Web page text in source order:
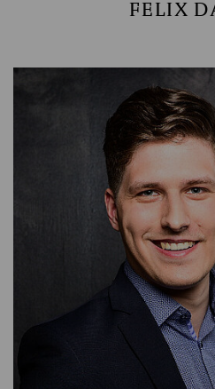
FELIX
SARA FUND